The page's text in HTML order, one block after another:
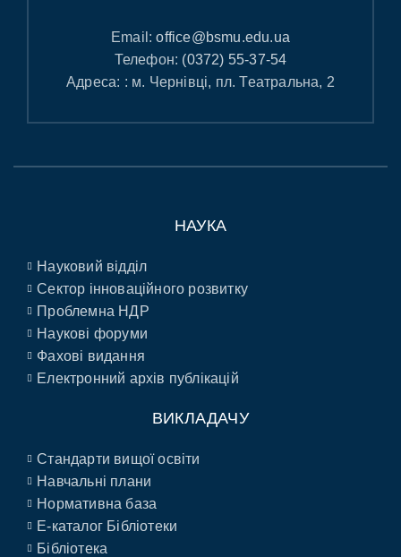
Email:office@bsmu.edu.ua
Телефон: (0372) 55-37-54
Адреса: : м. Чернівці, пл. Театральна, 2
НАУКА
Науковий відділ
Сектор інноваційного розвитку
Проблемна НДР
Наукові форуми
Фахові видання
Електронний архів публікацій
ВИКЛАДАЧУ
Стандарти вищої освіти
Навчальні плани
Нормативна база
E-каталог Бібліотеки
Бібліотека